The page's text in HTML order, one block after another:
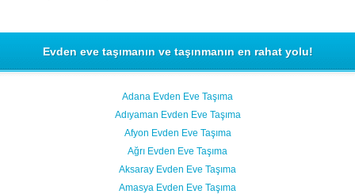
Evden eve taşımanın ve taşınmanın en rahat yolu!
Adana Evden Eve Taşıma
Adıyaman Evden Eve Taşıma
Afyon Evden Eve Taşıma
Ağrı Evden Eve Taşıma
Aksaray Evden Eve Taşıma
Amasya Evden Eve Taşıma